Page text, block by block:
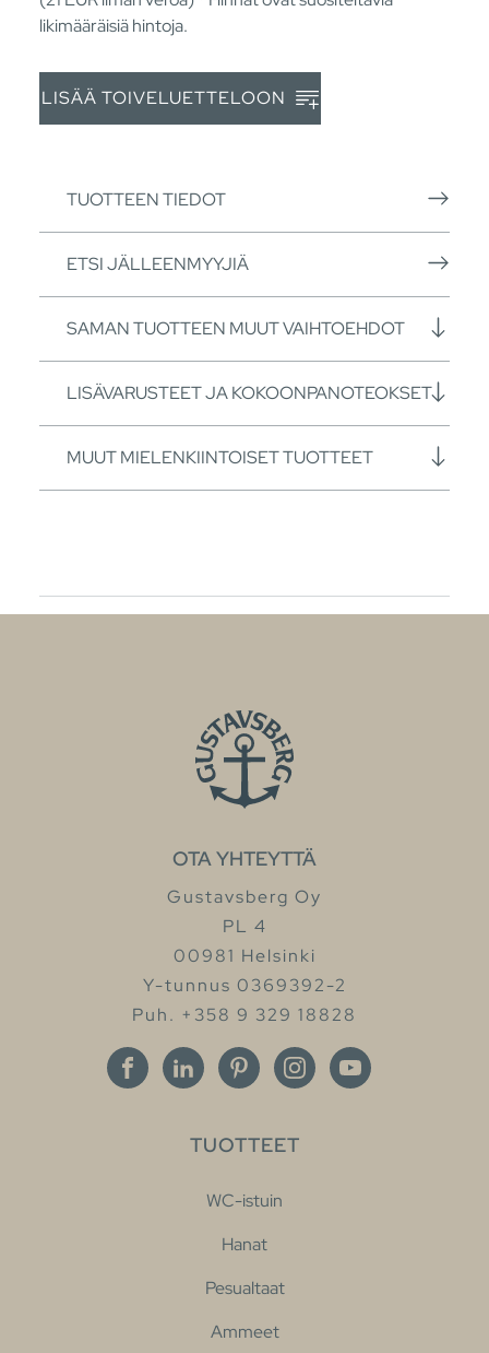
likimääräisiä hintoja.
LISÄÄ TOIVELUETTELOON
TUOTTEEN TIEDOT
ETSI JÄLLEENMYYJIÄ
SAMAN TUOTTEEN MUUT VAIHTOEHDOT
LISÄVARUSTEET JA KOKOONPANOTEOKSET
MUUT MIELENKIINTOISET TUOTTEET
OTA YHTEYTTÄ
Gustavsberg Oy
PL 4
00981 Helsinki
Y-tunnus 0369392-2
Puh. +358 9 329 18828
TUOTTEET
WC-istuin
Hanat
Pesualtaat
Ammeet